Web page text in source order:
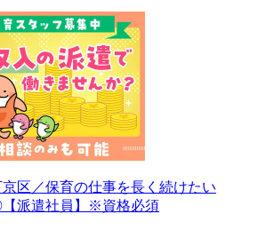
区／保育の仕事を長く続けたい
派遣社員】※資格必須